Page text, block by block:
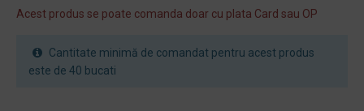
Acest produs se poate comanda doar cu plata Card sau OP
Cantitate minimă de comandat pentru acest produs
este de 40 bucati